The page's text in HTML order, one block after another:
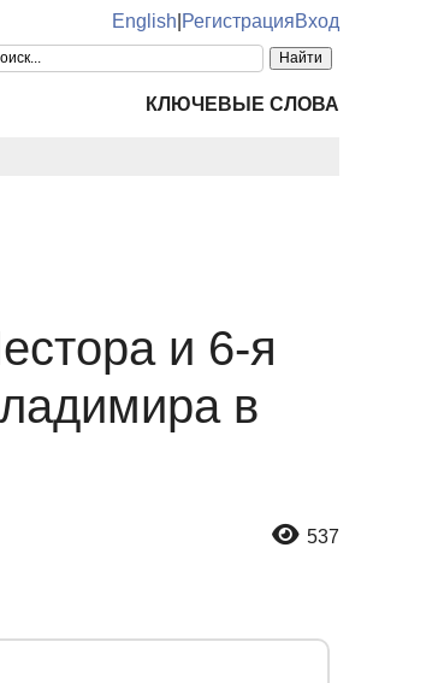
English РегистрацияВход
КЛЮЧЕВЫЕ СЛОВА
и 6-я
в
537